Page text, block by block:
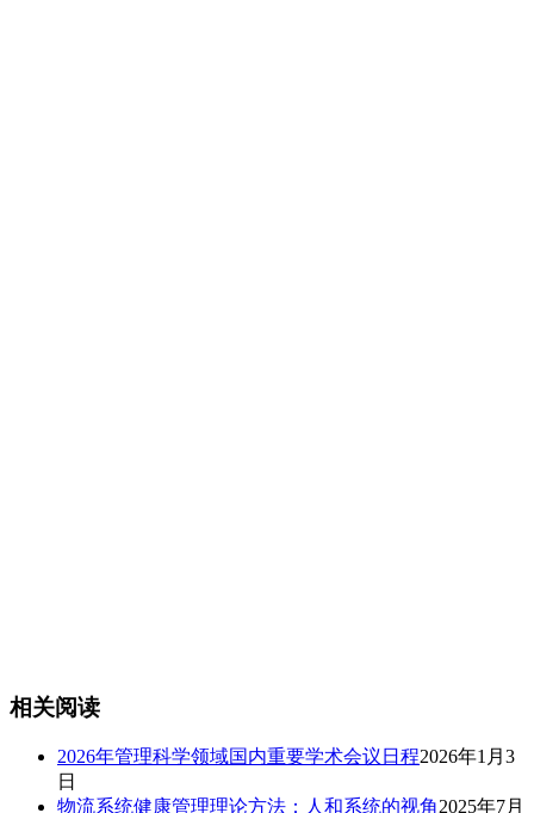
相关阅读
2026年管理科学领域国内重要学术会议日程2026年1月3
日
物流系统健康管理理论方法：人和系统的视角2025年7月